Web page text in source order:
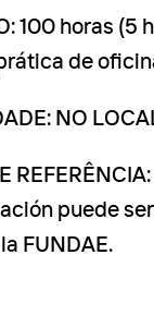
100 horas (5
de
NO
puede
FUNDAE.